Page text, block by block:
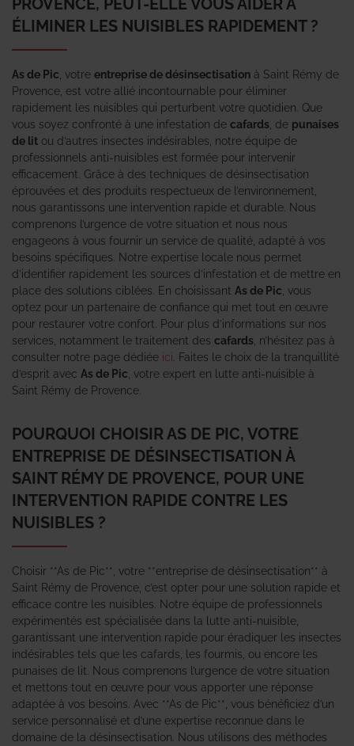
ÉLIMINER LES NUISIBLES RAPIDEMENT ?
As de Pic , votre entreprise de désinsectisation à Saint Rémy de
Provence, est votre allié incontournable pour éliminer
rapidement les nuisibles qui perturbent votre quotidien. Que
vous soyez confronté à une infestation de cafards , de punaises
de lit ou d’autres insectes indésirables, notre équipe de
professionnels anti-nuisibles est formée pour intervenir
efficacement. Grâce à des techniques de désinsectisation
éprouvées et des produits respectueux de l’environnement,
nous garantissons une intervention rapide et durable. Nous
comprenons l’urgence de votre situation et nous nous
engageons à vous fournir un service de qualité, adapté à vos
besoins spécifiques. Notre expertise locale nous permet
d’identifier rapidement les sources d’infestation et de mettre en
place des solutions ciblées. En choisissant As de Pic , vous
optez pour un partenaire de confiance qui met tout en œuvre
pour restaurer votre confort. Pour plus d’informations sur nos
services, notamment le traitement des cafards , n’hésitez pas à
consulter notre page dédiée ici . Faites le choix de la tranquillité
d’esprit avec As de Pic , votre expert en lutte anti-nuisible à
Saint Rémy de Provence.
POURQUOI CHOISIR AS DE PIC, VOTRE
ENTREPRISE DE DÉSINSECTISATION À
SAINT RÉMY DE PROVENCE, POUR UNE
INTERVENTION RAPIDE CONTRE LES
NUISIBLES ?
Choisir **As de Pic**, votre **entreprise de désinsectisation** à
Saint Rémy de Provence, c’est opter pour une solution rapide et
efficace contre les nuisibles. Notre équipe de professionnels
expérimentés est spécialisée dans la lutte anti-nuisible,
garantissant une intervention rapide pour éradiquer les insectes
indésirables tels que les cafards, les fourmis, ou encore les
punaises de lit. Nous comprenons l’urgence de votre situation
et mettons tout en œuvre pour vous apporter une réponse
adaptée à vos besoins. Avec **As de Pic**, vous bénéficiez d’un
service personnalisé et d’une expertise reconnue dans le
domaine de la désinsectisation. Nous utilisons des méthodes